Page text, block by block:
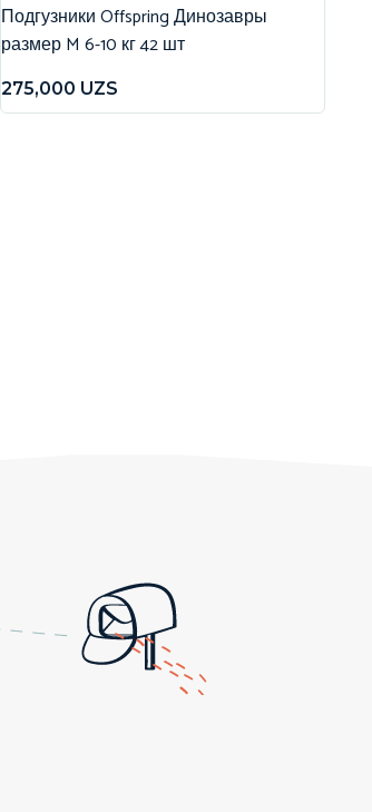
Подгузники Offspring Динозавры
размер M 6-10 кг 42 шт
275,000 UZS